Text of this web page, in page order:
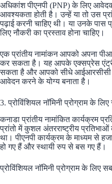
अधिकांश पीएनपी (PNP) के लिए
आवश्यकता होती है। उन्हें या तो उस
पढ़ाई करनी चाहिए थी। या उनके पास
लिए नौकरी का प्रस्ताव होना चाहिए।
एक प्रांतीय नामांकन आपको अपना
कर सकता है। यह आपके एक्सप्रेस
सकता है और आपको सीधे आईआरसीसी
आवेदन करने के योग्य बनाता है।
3. प्रोविंशियल नाॅमिनी प्रोग्राम के
कनाडा प्रांतीय नामांकित कार्यक्रम
प्रांतो में कुशल अंतरराष्ट्रीय
था। पीएनपी कार्यक्रम के माध्यम से
हो गए हैं और स्थायी रुप से बस गए हैं।
प्रोविंशियल नाॅमिनी प्रोग्राम के लिए